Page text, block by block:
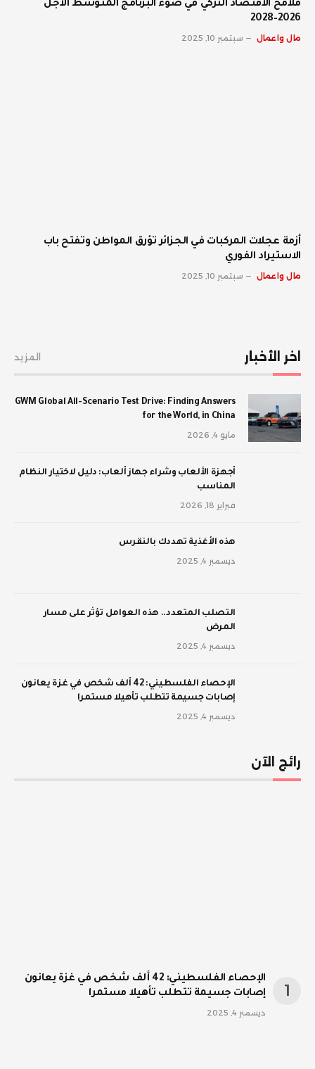
ملامح الاقتصاد التركي في ضوء البرنامج المتوسط الأجل
2026–2028
مال واعمال سبتمبر 10, 2025
أزمة عجلات المركبات في الجزائر تؤرق المواطن وتفتح باب
الاستيراد الفوري
مال واعمال سبتمبر 10, 2025
اخر الأخبار المزيد
GWM Global All-Scenario Test Drive: Finding Answers
for the World, in China
مايو 4, 2026
أجهزة الألعاب وشراء جهاز ألعاب: دليل لاختيار النظام
المناسب
فبراير 18, 2026
‫هذه الأغذية تهددك بالنقرس
ديسمبر 4, 2025
‫التصلب المتعدد.. هذه العوامل تؤثر على مسار
المرض
ديسمبر 4, 2025
الإحصاء الفلسطيني: 42 ألف شخص في غزة يعانون
إصابات جسيمة تتطلب تأهيلا مستمرا
ديسمبر 4, 2025
رائج الآن
الإحصاء الفلسطيني: 42 ألف شخص في غزة يعانون
إصابات جسيمة تتطلب تأهيلا مستمرا
ديسمبر 4, 2025